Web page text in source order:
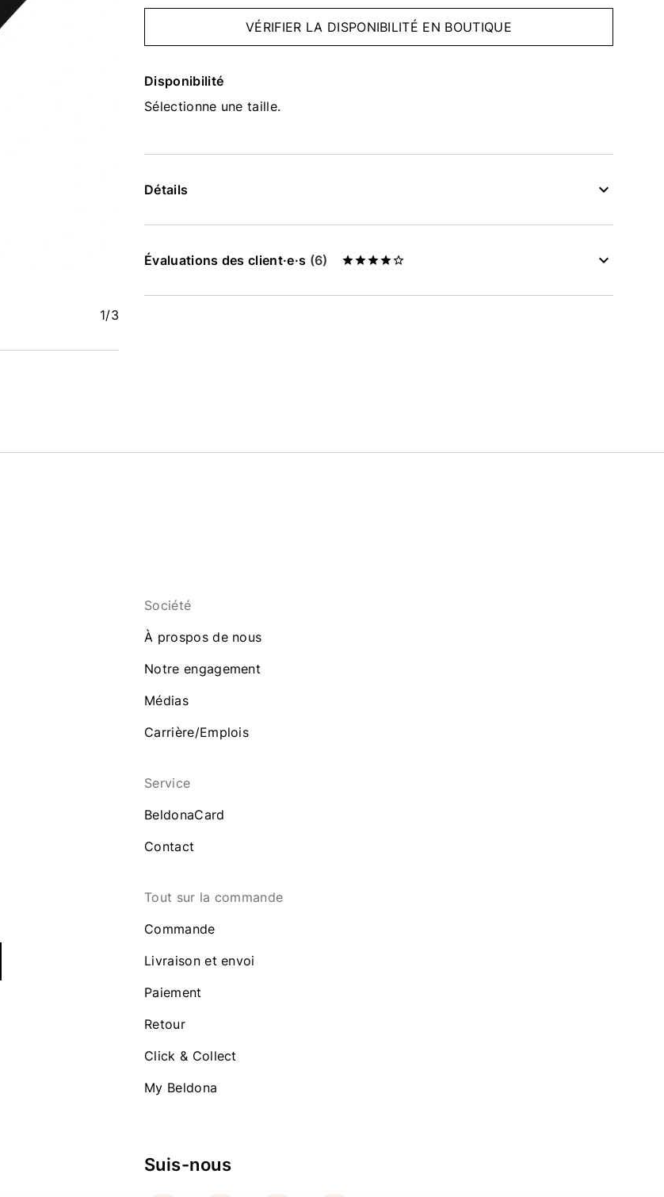
1/3
VÉRIFIER LA DISPONIBILITÉ EN BOUTIQUE
Disponibilité
Sélectionne une taille.
Détails
Évaluations des client·e·s (6)
Société
À prospos de nous
Notre engagement
Médias
Carrière/Emplois
Service
BeldonaCard
Contact
Tout sur la commande
Commande
Livraison et envoi
Paiement
Retour
Click & Collect
My Beldona
Suis-nous